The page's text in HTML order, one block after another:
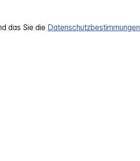
das Sie die Datenschutzbestimmungen